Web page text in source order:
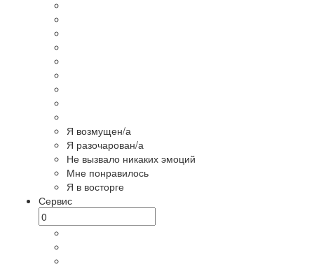
Я возмущен/а
Я разочарован/а
Не вызвало никаких эмоций
Мне понравилось
Я в восторге
Сервис